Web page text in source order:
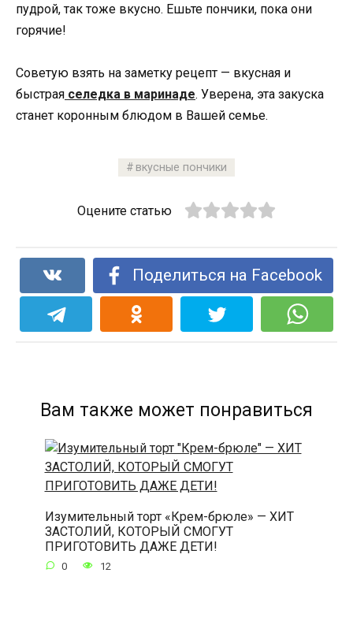
пудрой, так тоже вкусно. Ешьте пончики, пока они
горячие!
Советую взять на заметку рецепт — вкусная и
быстрая селедка в маринаде. Уверена, эта закуска
станет коронным блюдом в Вашей семье.
вкусные пончики
Оцените статью
Поделиться на Facebook
Вам также может понравиться
Изумительный торт «Крем-брюле» — ХИТ
ЗАСТОЛИЙ, КОТОРЫЙ СМОГУТ
ПРИГОТОВИТЬ ДАЖЕ ДЕТИ!
0 12